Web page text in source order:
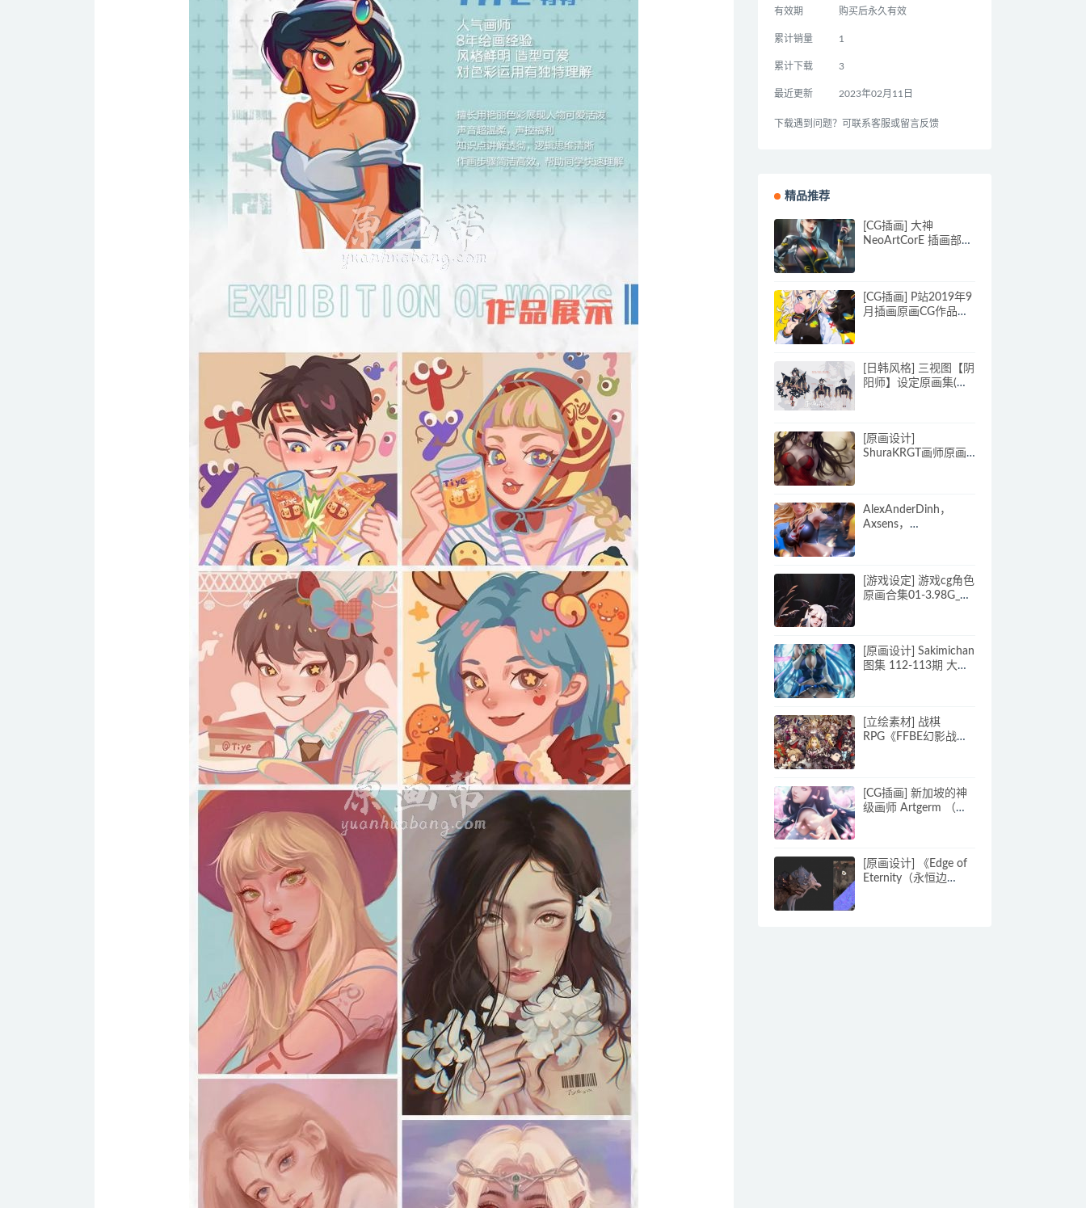
有效期 购买后永久有效
累计销量 1
累计下载 3
最近更新 2023年02月11日
下载遇到问题？可联系客服或留言反馈
精品推荐
[CG插画] 大神
NeoArtCorE 插画部分
[CG插画] P站2019年9
月插画原画CG作品排
[日韩风格] 三视图【阴
阳师】设定原画集(含
[原画设计]
ShuraKRGT画师原画
AlexAnderDinh，
Axsens，
[游戏设定] 游戏cg角色
原画合集01-3.98G_CG
[原画设计] Sakimichan
图集 112-113期 大神
[立绘素材] 战棋
RPG《FFBE幻影战
[CG插画] 新加坡的神
级画师 Artgerm （刘
[原画设计] 《Edge of
Eternity（永恒边